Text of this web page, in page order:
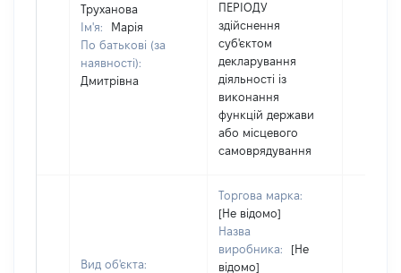
Труханова
Ім'я:
Марія
По батькові (за
наявності):
Дмитрівна
ПЕРІОДУ
здійснення
суб'єктом
декларування
діяльності із
виконання
функцій держави
або місцевого
самоврядування
Вид об'єкта:
Торгова марка:
[Не відомо]
Назва
виробника:
[Не
відомо]